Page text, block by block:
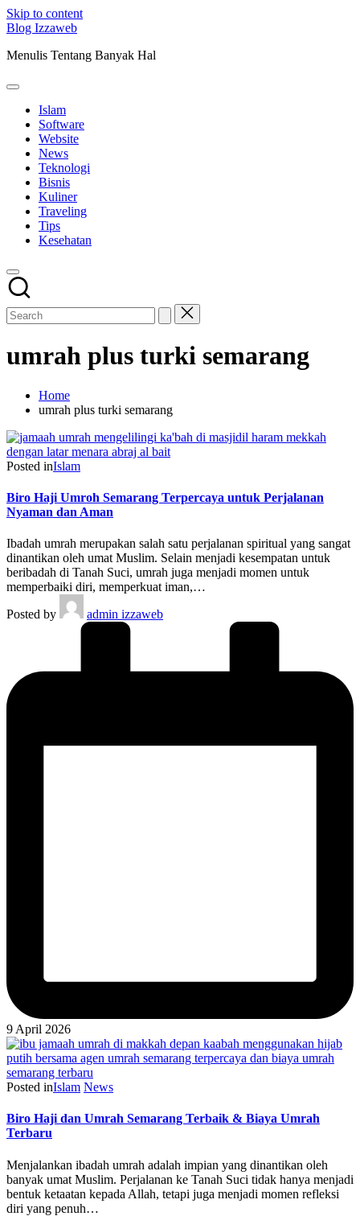
Skip to content
Blog Izzaweb
Menulis Tentang Banyak Hal
Islam
Software
Website
News
Teknologi
Bisnis
Kuliner
Traveling
Tips
Kesehatan
umrah plus turki semarang
Home
umrah plus turki semarang
Posted inIslam
Biro Haji Umroh Semarang Terpercaya untuk Perjalanan
Nyaman dan Aman
Ibadah umrah merupakan salah satu perjalanan spiritual yang sangat
dinantikan oleh umat Muslim. Selain menjadi kesempatan untuk
beribadah di Tanah Suci, umrah juga menjadi momen untuk
memperbaiki diri, memperkuat iman,…
Posted by
admin izzaweb
9 April 2026
Posted inIslam News
Biro Haji dan Umrah Semarang Terbaik & Biaya Umrah
Terbaru
Menjalankan ibadah umrah adalah impian yang dinantikan oleh
banyak umat Muslim. Perjalanan ke Tanah Suci tidak hanya menjadi
bentuk ketaatan kepada Allah, tetapi juga menjadi momen refleksi
diri yang penuh…